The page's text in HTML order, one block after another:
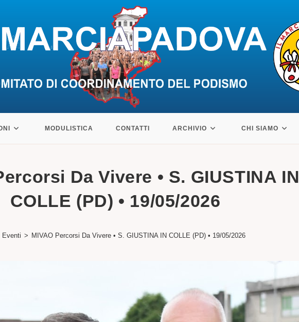
MODULISTICA CONTATTI ARCHIVIO CHI SIAMO
Da Vivere • S. GIUSTINA IN
COLLE (PD) • 19/05/2026
Eventi > MIVAO Percorsi Da Vivere • S. GIUSTINA IN COLLE (PD) • 19/05/2026